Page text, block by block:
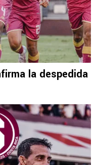
la despedida